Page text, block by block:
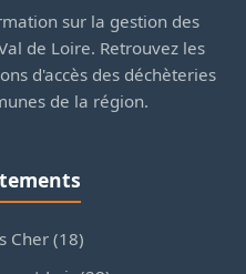
sur la gestion des
de Loire. Retrouvez les
d'accès des déchèteries
de la région.
Cher (18)